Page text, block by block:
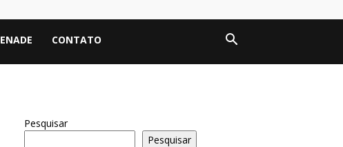
ENADE CONTATO
Pesquisar
Pesquisar